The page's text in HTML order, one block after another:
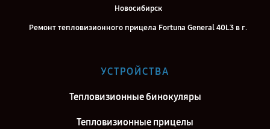
Новосибирск
Ремонт тепловизионного прицела Fortuna General 40L3 в г.
Екатеринбург
Ремонт тепловизионного прицела Fortuna General 40L3 в г. Казань
УСТРОЙСТВА
Тепловизионные бинокуляры
Тепловизионные прицелы